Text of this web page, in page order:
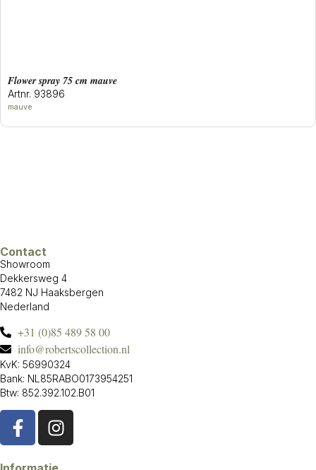
flower spray 75 cm mauve
Artnr. 93896
mauve
Contact
Showroom
Dekkersweg 4
7482 NJ Haaksbergen
Nederland
+31 (0)85 489 58 00
info@robertscollection.nl
KvK: 56990324
Bank: NL85RABO0173954251
Btw: 852.392.102.B01